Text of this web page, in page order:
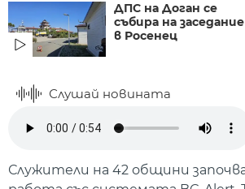
ДПС на Доган се
събира на заседание
в Росенец
Слушай новината
Служители на 42 общини